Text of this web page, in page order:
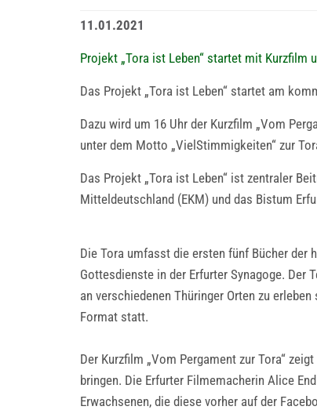
11.01.2021
Projekt „Tora ist Leben“ startet mit Kurzfilm
Das Projekt „Tora ist Leben“ startet am
Dazu wird um 16 Uhr der Kurzfilm „Vom
unter dem Motto „VielStimmigkeiten“ zur
Das Projekt „Tora ist Leben“ ist zentraler
Mitteldeutschland (EKM) und das Bistum
Die Tora umfasst die ersten fünf Bücher der
Gottesdienste in der Erfurter Synagoge. Der
an verschiedenen Thüringer Orten zu
Format statt.
Der Kurzfilm „Vom Pergament zur Tora“
bringen. Die Erfurter Filmemacherin Alice
Erwachsenen, die diese vorher auf der